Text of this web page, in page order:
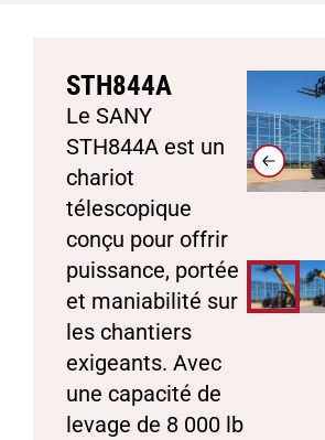
STH844A
Le SANY
STH844A est un
chariot
télescopique
conçu pour offrir
puissance, portée
et maniabilité sur
les chantiers
exigeants. Avec
une capacité de
levage de 8 000 lb